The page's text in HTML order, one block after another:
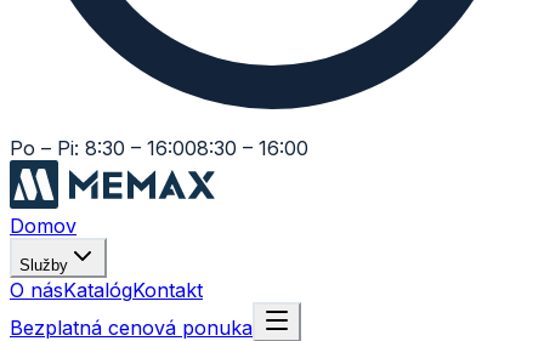
Po – Pi: 8:30 – 16:008:30 – 16:00
Domov
Služby
O násKatalógKontakt
Bezplatná cenová ponuka